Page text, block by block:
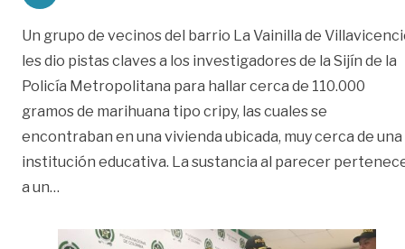
Un grupo de vecinos del barrio La Vainilla de
les dio pistas claves a los investigadores de la Sijín de la
Policía Metropolitana para hallar cerca de 110.000
gramos de marihuana tipo cripy, las cuales se
encontraban en una vivienda ubicada, muy cerca de una
institución educativa. La sustancia al parecer
a un…